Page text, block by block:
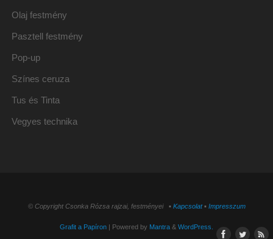
Olaj festmény
Pasztell festmény
Pop-up
Színes ceruza
Tus és Tinta
Vegyes technika
© Copyright Csonka Rózsa rajzai, festményei ▪ Kapcsolat▪ Impresszum
Grafit a Papíron | Powered by Mantra & WordPress.